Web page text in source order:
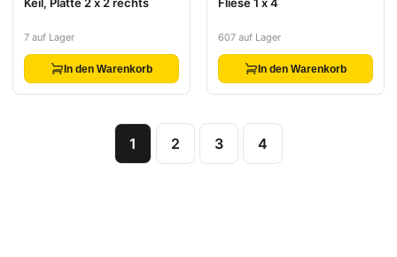
7 auf Lager
In den Warenkorb
607 auf Lager
In den Warenkorb
1 2 3 4